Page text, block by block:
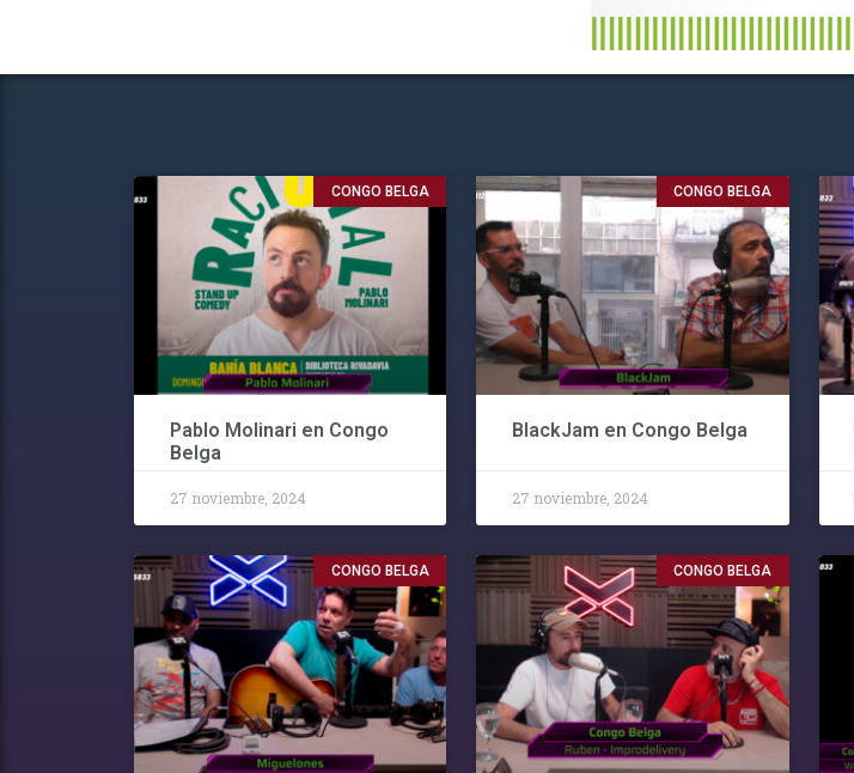
CONGO BELGA
Pablo Molinari en Congo
Belga
27 noviembre, 2024
CONGO BELGA
BlackJam en Congo Belga
27 noviembre, 2024
CONGO BELGA CONGO BELGA